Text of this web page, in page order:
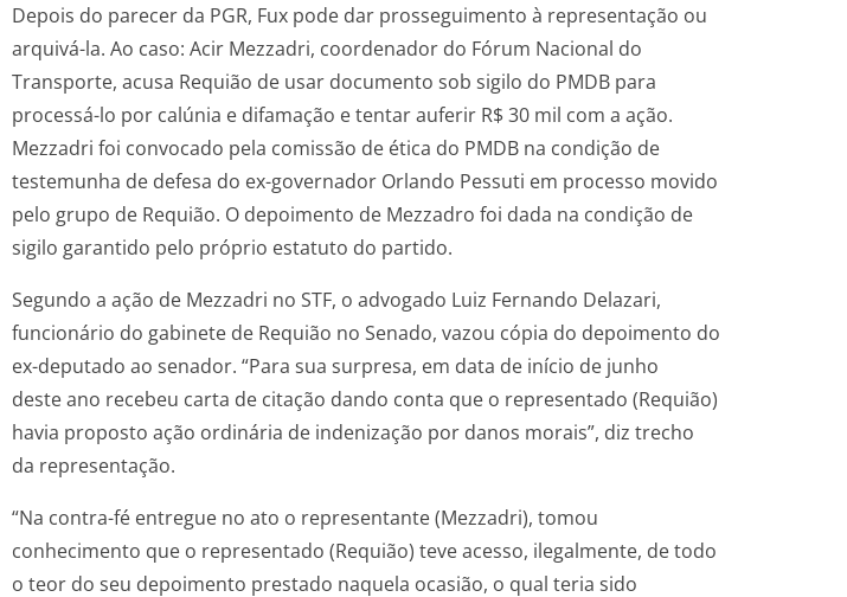
Depois do parecer da PGR, Fux pode dar prosseguimento à representação ou
arquivá-la. Ao caso: Acir Mezzadri, coordenador do Fórum Nacional do
Transporte, acusa Requião de usar documento sob sigilo do PMDB para
processá-lo por calúnia e difamação e tentar auferir R$ 30 mil com a ação.
Mezzadri foi convocado pela comissão de ética do PMDB na condição de
testemunha de defesa do ex-governador Orlando Pessuti em processo movido
pelo grupo de Requião. O depoimento de Mezzadro foi dada na condição de
sigilo garantido pelo próprio estatuto do partido.
Segundo a ação de Mezzadri no STF, o advogado Luiz Fernando Delazari,
funcionário do gabinete de Requião no Senado, vazou cópia do depoimento do
ex-deputado ao senador. “Para sua surpresa, em data de início de junho
deste ano recebeu carta de citação dando conta que o representado (Requião)
havia proposto ação ordinária de indenização por danos morais”, diz trecho
da representação.
“Na contra-fé entregue no ato o representante (Mezzadri), tomou
conhecimento que o representado (Requião) teve acesso, ilegalmente, de todo
o teor do seu depoimento prestado naquela ocasião, o qual teria sido